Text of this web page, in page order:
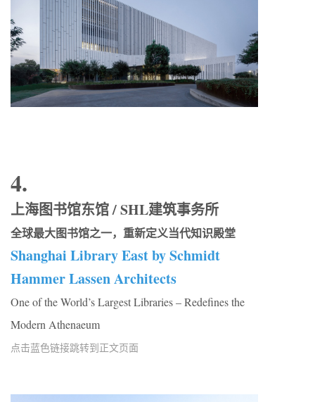
4.
上海图书馆东馆 / SHL建筑事务所
全球最大图书馆之一，重新定义当代知识殿堂
Shanghai Library East by Schmidt
Hammer Lassen Architects
One of the World’s Largest Libraries – Redefines the
Modern Athenaeum
点击蓝色链接跳转到正文页面